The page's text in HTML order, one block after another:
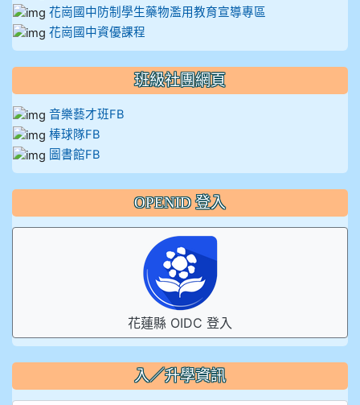
花崗國中防制學生藥物濫用教育宣導專區
花崗國中資優課程
班級社團網頁
音樂藝才班FB
棒球隊FB
圖書館FB
OPENID 登入
花蓮縣 OIDC 登入
入／升學資訊